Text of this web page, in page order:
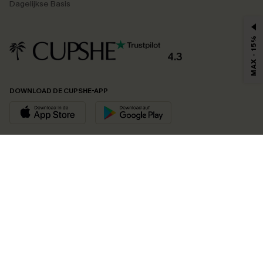
Dagelijkse Basis
4.3
DOWNLOAD DE CUPSHE-APP
MAX - 15%